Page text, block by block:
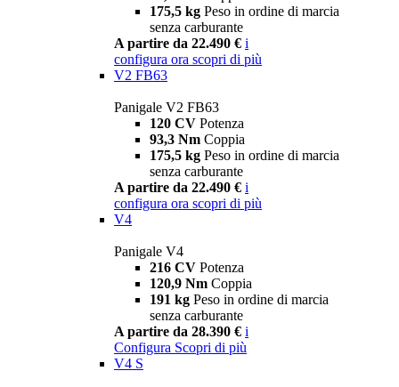
175,5 kg Peso in ordine di marcia
senza carburante
A partire da 22.490 € i
configura ora scopri di più
V2 FB63
Panigale V2 FB63
120 CV Potenza
93,3 Nm Coppia
175,5 kg Peso in ordine di marcia
senza carburante
A partire da 22.490 € i
configura ora scopri di più
V4
Panigale V4
216 CV Potenza
120,9 Nm Coppia
191 kg Peso in ordine di marcia
senza carburante
A partire da 28.390 € i
Configura Scopri di più
V4 S